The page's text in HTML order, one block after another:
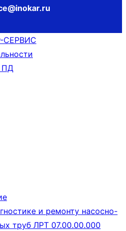
СЕРВИС
ПД
и ремонту насосно-
труб ЛРТ 07.00.00.000